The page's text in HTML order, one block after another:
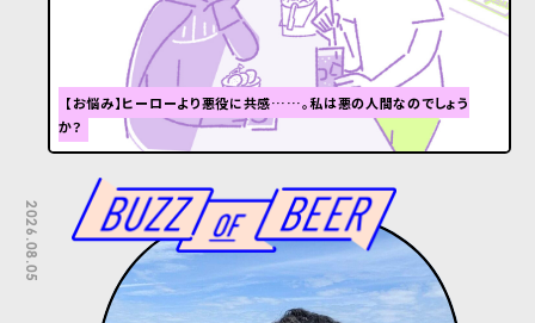
【お悩み】ヒーローより悪役に共感……。私は悪の人間なのでしょう
か？
2026.08.05